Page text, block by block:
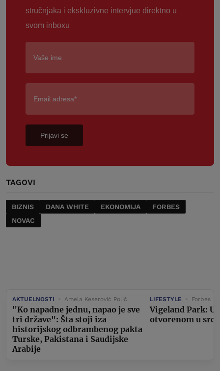
stručnjaka i ekskluzivne intervjue direktno u
svom inboxu
Prijavi se
TAGOVI
BIZNIS DANA WHITE EKONOMIJA
FORBES
NOVAC
AKTUELNOSTI Amela Keserović Polić
"Ko napadne jednu, napao je sve
tri države": Šta stoji iza
historijskog odbrambenog pakta
Turske, Pakistana i Saudijske
Arabije
LIFESTYLE Forbes
Vigeland Park:
otvorenom u srcu